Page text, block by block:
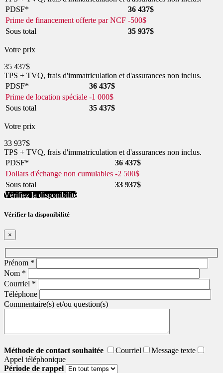
PDSF*
36 437$
Prime de financement offerte par NCF -500$
Sous total
35 937$
Votre prix
35 437$
TPS + TVQ, frais d'immatriculation et d'assurances non inclus.
PDSF*
36 437$
Prime de location spéciale -1 000$
Sous total
35 437$
Votre prix
33 937$
TPS + TVQ, frais d'immatriculation et d'assurances non inclus.
PDSF*
36 437$
Dollars d'échange non cumulables -2 500$
Sous total
33 937$
Vérifiez la disponibilité
Vérifier la disponibilité
×
Prénom *
Nom *
Courriel *
Téléphone
Commentaire(s) et/ou question(s)
Méthode de contact souhaitée Courriel
Message texte
Appel téléphonique
Période de rappel